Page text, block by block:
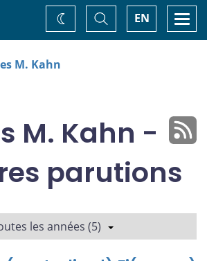
EN
Basculer
la
recherche
Changez
de
M. Kahn
M. Kahn -
parutions
les années (5)